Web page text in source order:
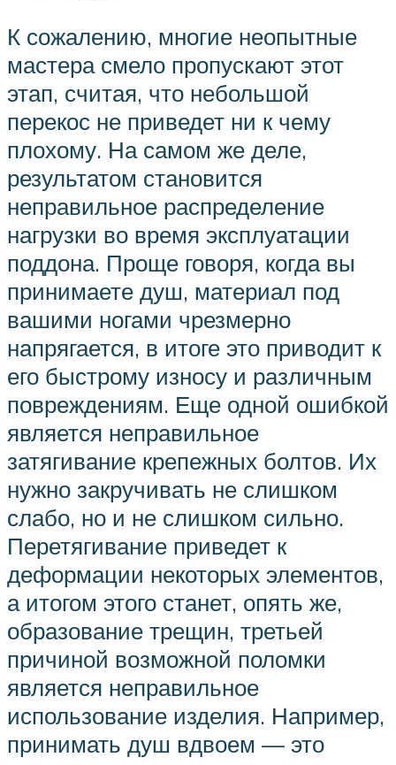
К сожалению, многие неопытные
мастера смело пропускают этот
этап, считая, что небольшой
перекос не приведет ни к чему
плохому. На самом же деле,
результатом становится
неправильное распределение
нагрузки во время эксплуатации
поддона. Проще говоря, когда вы
принимаете душ, материал под
вашими ногами чрезмерно
напрягается, в итоге это приводит к
его быстрому износу и различным
повреждениям. Еще одной ошибкой
является неправильное
затягивание крепежных болтов. Их
нужно закручивать не слишком
слабо, но и не слишком сильно.
Перетягивание приведет к
деформации некоторых элементов,
а итогом этого станет, опять же,
образование трещин, третьей
причиной возможной поломки
является неправильное
использование изделия. Например,
принимать душ вдвоем — это